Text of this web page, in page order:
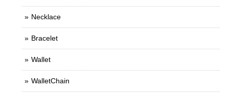
Necklace
Bracelet
Wallet
WalletChain